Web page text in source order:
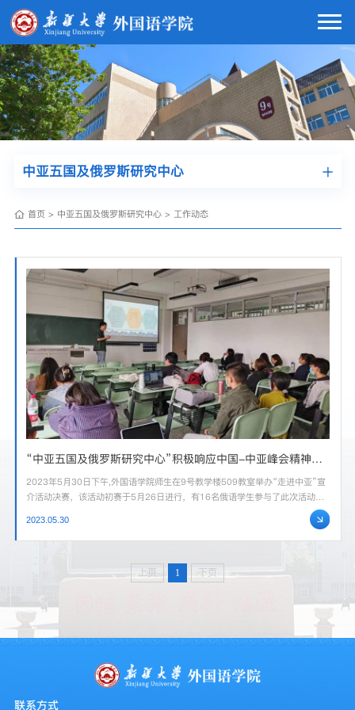
中亚五国及俄罗斯研究中心
首页 > 中亚五国及俄罗斯研究中心 > 工作动态
“中亚五国及俄罗斯研究中心”积极响应中国-中亚峰会精神，举办“走近中亚”宣介活动
2023年5月30日下午,外国语学院师生在9号教学楼509教室举办“走进中亚”宣
介活动决赛，该活动初赛于5月26日进行，有16名俄语学生参与了此次活动，
包括本科生和研究生。活动由朱晓军副院长主持，特邀嘉宾为“天山学者”何明
星教授，学院研究中亚领域的教师做评审。比赛中参赛学员介绍了自己搜集到
的有关中亚五国的材料。演讲内容丰富多彩，包括政治、经济、教育、旅游、
2023.05.30
上页 1 下页
联系方式